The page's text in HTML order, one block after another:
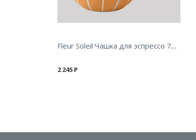
Fleur Soleil Чашка для эспрессо 70 мл
2 245 Р